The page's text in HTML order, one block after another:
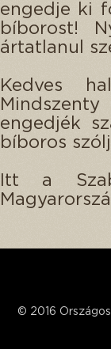
engedje ki
bíborost!
ártatlanul
Kedves
engedjék
bíboros
Itt a
© 2016